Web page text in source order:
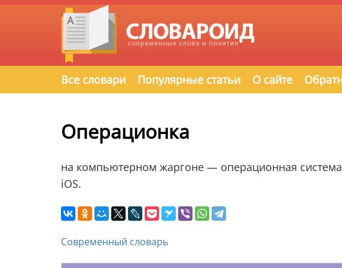
Все словари Популярные статьи О сайте
Операционка
на компьютерном жаргоне — операционная
iOS.
Современный словарь